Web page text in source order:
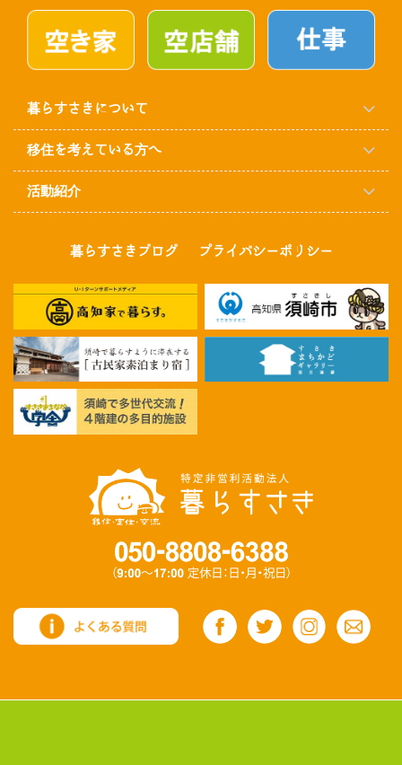
暮らすさきについて
移住を考えている方へ
活動紹介
暮らすさきブログ プライバシーポリシー